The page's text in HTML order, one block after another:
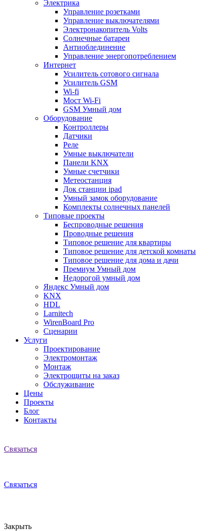
Электрика
Управление розетками
Управление выключателями
Электронакопитель Volts
Солнечные батареи
Антиоблединение
Управление энергопотреблением
Интернет
Усилитель сотового сигнала
Усилитель GSM
Wi-fi
Мост Wi-Fi
GSM Умный дом
Оборудование
Контроллеры
Датчики
Реле
Умные выключатели
Панели KNX
Умные счетчики
Метеостанция
Док станции ipad
Умный замок оборудование
Комплекты солнечных панелей
Типовые проекты
Беспроводные решения
Проводные решения
Типовое решение для квартиры
Типовое решение для детской комнаты
Типовое решение для дома и дачи
Премиум Умный дом
Недорогой умный дом
Яндекс Умный дом
KNX
HDL
Larnitech
WirenBoard Pro
Сценарии
Услуги
Проектирование
Электромонтаж
Монтаж
Электрощиты на заказ
Обслуживание
Цены
Проекты
Блог
Контакты
Связаться
Связаться
Закрыть